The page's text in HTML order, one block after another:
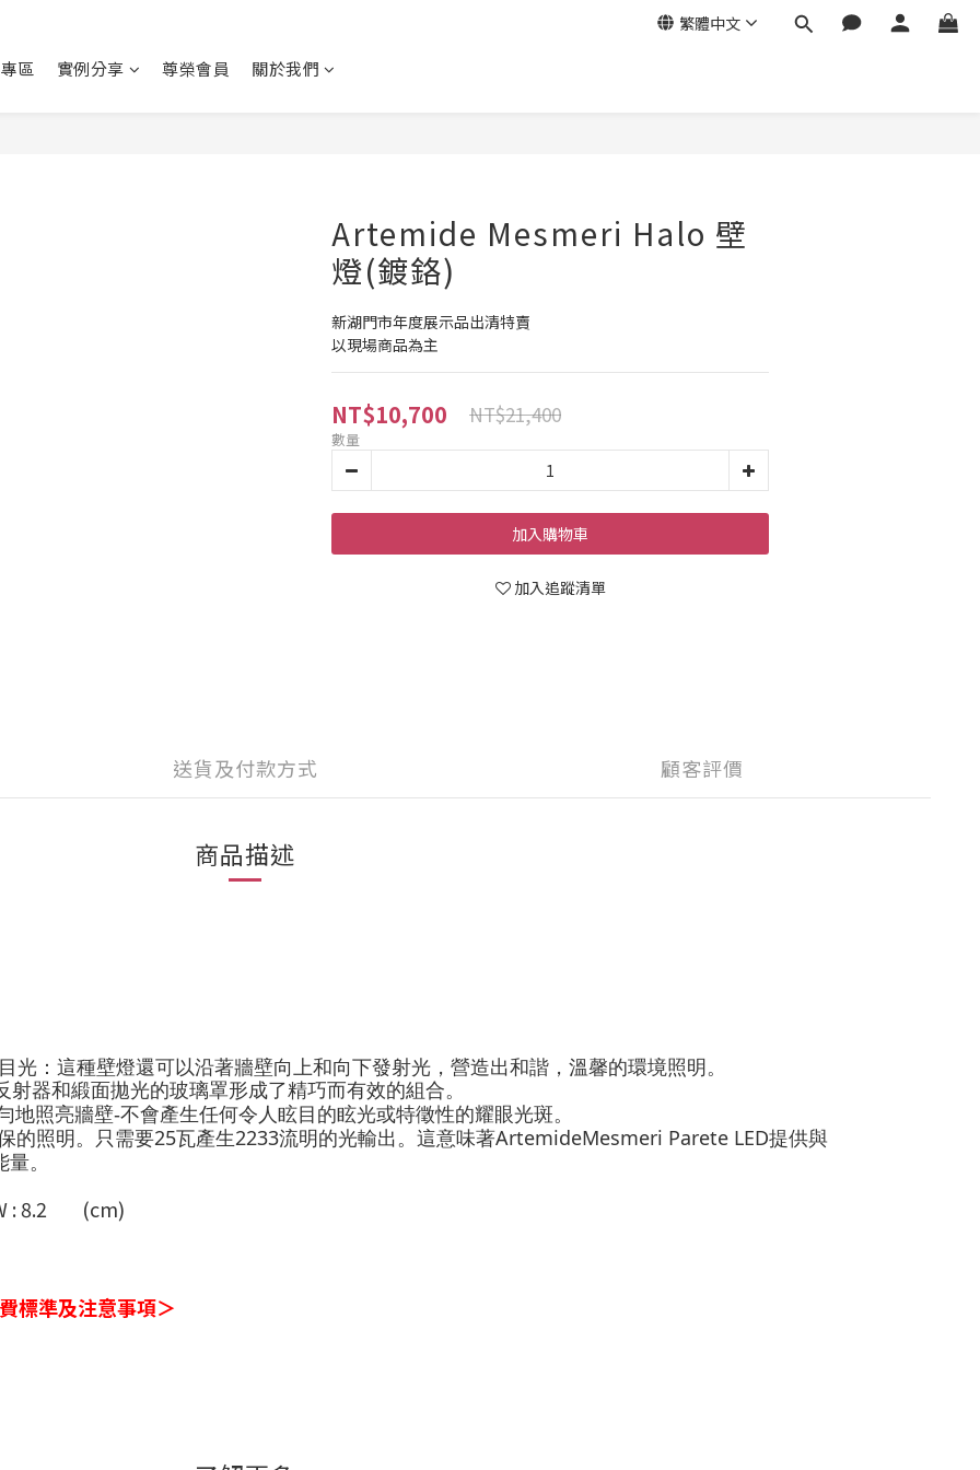
繁體中文
區 實例分享 尊榮會員 關於我們
Artemide Mesmeri Halo 壁
燈(鍍鉻)
新湖門市年度展示品出清特賣
以現場商品為主
NT$10,700 NT$21,400
數量
加入購物車
加入追蹤清單
送貨及付款方式 顧客評價
商品描述
光：這種壁燈還可以沿著牆壁向上和向下發射光，營造出和諧，溫馨的環境照明。
器和緞面拋光的玻璃罩形成了精巧而有效的組合。
地照亮牆壁-不會產生任何令人眩目的眩光或特徵性的耀眼光斑。
的照明。只需要25瓦產生2233流明的光輸出。這意味著ArtemideMesmeri Parete LED提供與
。
: 8.2 (cm)
標準及注意事項＞